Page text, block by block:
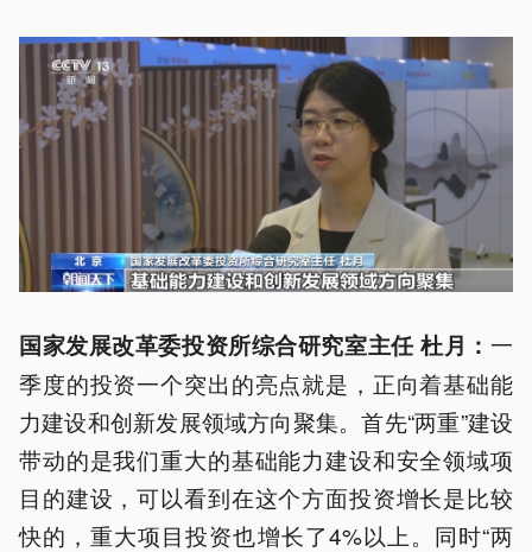
国家发展改革委投资所综合研究室主任 杜月： 一
季度的投资一个突出的亮点就是，正向着基础能
力建设和创新发展领域方向聚集。首先“两重”建设
带动的是我们重大的基础能力建设和安全领域项
目的建设，可以看到在这个方面投资增长是比较
快的，重大项目投资也增长了4%以上。同时“两